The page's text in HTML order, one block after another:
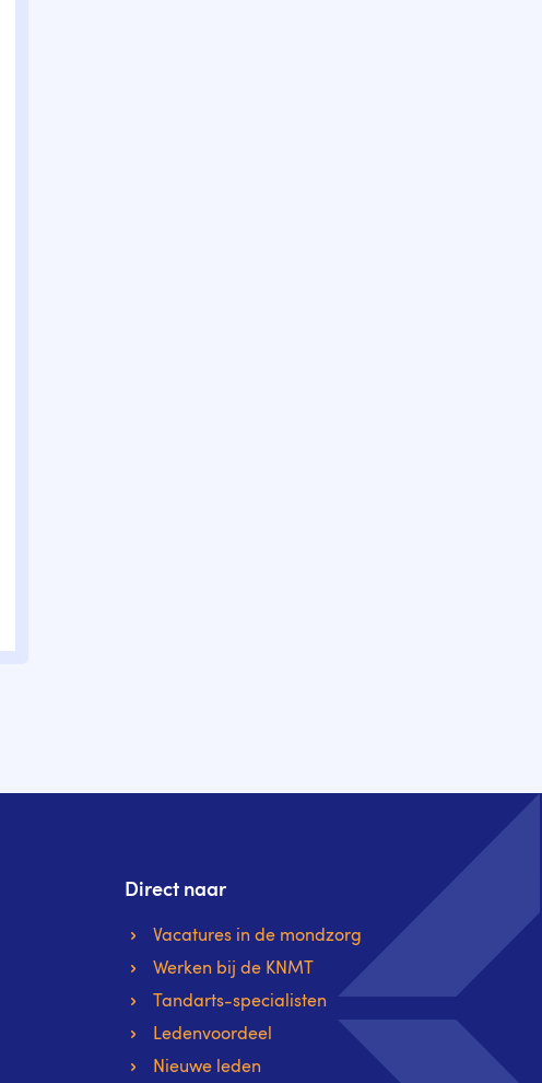
Direct naar
Vacatures in de mondzorg
Werken bij de KNMT
Tandarts-specialisten
Ledenvoordeel
Nieuwe leden